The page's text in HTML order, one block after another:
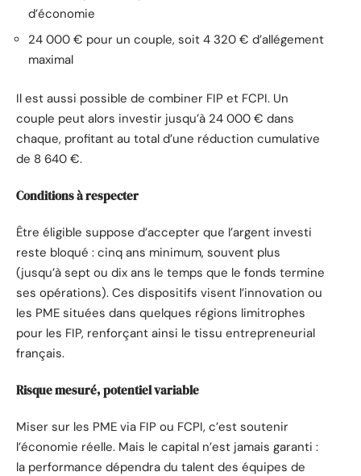
d’économie
24 000 € pour un couple, soit 4 320 € d’allégement
maximal
Il est aussi possible de combiner FIP et FCPI. Un
couple peut alors investir jusqu’à 24 000 € dans
chaque, profitant au total d’une réduction cumulative
de 8 640 €.
Conditions à respecter
Être éligible suppose d’accepter que l’argent investi
reste bloqué : cinq ans minimum, souvent plus
(jusqu’à sept ou dix ans le temps que le fonds termine
ses opérations). Ces dispositifs visent l’innovation ou
les PME situées dans quelques régions limitrophes
pour les FIP, renforçant ainsi le tissu entrepreneurial
français.
Risque mesuré, potentiel variable
Miser sur les PME via FIP ou FCPI, c’est soutenir
l’économie réelle. Mais le capital n’est jamais garanti :
la performance dépendra du talent des équipes de